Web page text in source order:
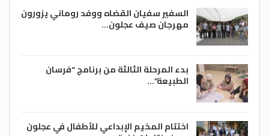
السفير سفيان القضاه ووفد روماني يزورون
مهرجان صيف عجلون…
بدء المرحلة الثالثة من برنامج “فرسان
الطبيعة”…
اختتام المخيم الإبداعي للأطفال في عجلون